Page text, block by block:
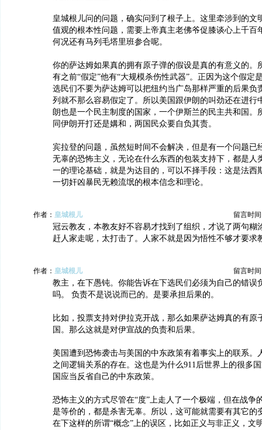
皇城根儿问的问题，确实问到了根子上。这里牵涉到的文
值观的根本性问题，需要上帝真主老佛爷促膝谈心上千百
何况还有马列毛塔里班参合呢。
你的萨达姆如果真的拥有原子弹的假设是真的有意义的。
有之前“假定”他有“大规模杀伤性武器”。正因为这个假定
选民们不要为萨达姆可以把纽约当广岛那样严重的后果负
列就不那么容易假定了。所以美国跟伊朗的叫劲还在进行
朗也是一个民主制度的国家，一个伊斯兰的民主共和国。
同伊朗开打还是媾和，两国民众要自负其责。
宾拉登的问题，虽然短时间不会解决，但是有一个问题已
无辜的恐怖主义，无论在什么东西的包装支持下，都是人
一的理论基础，就是为达目的，可以不择手段：这是法西
一切奸凶暴民无赖流氓的根本信念和理论。
作者： 皇城根儿 留言时间
冠云教友，本教友好不容易才找到了组织，才说了两句糊
赶人家走呢，太打击了。人家不就是因为悟性不够才要求
作者： 皇城根儿 留言时间
教主，在下愚钝。你能告诉在下选民们必须为自己的错误
吗。 负责不是说说而已的。是要承担后果的。
比如，投票支持对伊拉克开战，那么如果萨达姆真的有原
国。那么这就是对伊宣战的负责和后果。
美国遭到恐怖袭击与美国的中东政策有着事实上的联系。
之间逻辑关系的存在。这也是为什么911后世界上的很多
国应当反省自己的中东政策。
恐怖主义的方式尽管在“度”上走人了一个极端，但在战争
是等价的，都是杀害无辜。所以，这可能就需要有其它的
在下这样的所谓“概念”上的误区，比如正义与非正义，文